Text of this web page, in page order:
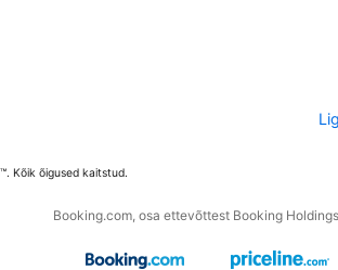
Kõik õigused kaitstud.
Booking.com, osa ettevõttest Booking